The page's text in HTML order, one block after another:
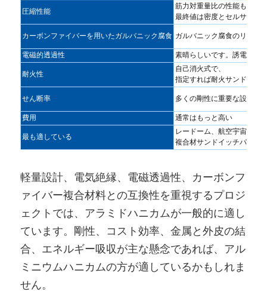
圧縮性能
筋力対重量比の性能も良好
最終値は密度とセルサイズ
カーボンファイバーを用いたガルバニック腐食 ガルバニック腐食のリスク
電磁的透過性
素晴らしいです。誘電率 <
耐火性
自己消火式で、
指定すれば耐火サンドイッ
せん断率
多くの剛性に重要な設計で
費用
通常はもっと高い
最も適している
レードーム、航空宇宙内装
複合材サンドイッチパネル
軽量設計、電気絶縁、電磁透過性、カーボンフ
ァイバー複合材料との互換性を重視するプロジ
ェクトでは、アラミドハニカムが一般的に適し
ています。剛性、コスト効率、金属と外皮の結
合、エネルギー吸収が主な懸念であれば、アル
ミニウムハニカムの方が適しているかもしれま
せん。